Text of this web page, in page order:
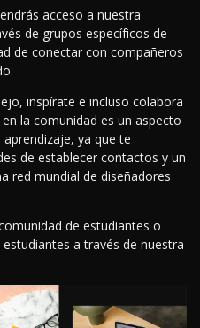
acceso a nuestra
de grupos específicos de
de conectar con compañeros
inspírate e incluso colabora
la comunidad es un aspecto
ya que te
de establecer contactos y un
red mundial de diseñadores
de estudiantes o
a través de nuestra